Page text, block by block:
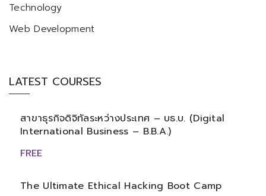
Technology
Web Development
LATEST COURSES
สาขาธุรกิจดิจิทัลระหว่างประเทศ – บธ.บ. (Digital
International Business – B.B.A.)
FREE
The Ultimate Ethical Hacking Boot Camp